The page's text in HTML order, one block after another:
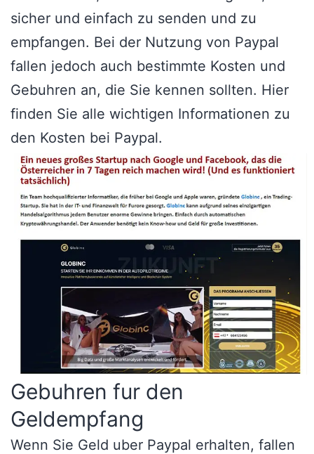
sicher und einfach zu senden und zu
empfangen. Bei der Nutzung von Paypal
fallen jedoch auch bestimmte Kosten und
Gebuhren an, die Sie kennen sollten. Hier
finden Sie alle wichtigen Informationen zu
den Kosten bei Paypal.
Gebuhren fur den
Geldempfang
Wenn Sie Geld uber Paypal erhalten, fallen